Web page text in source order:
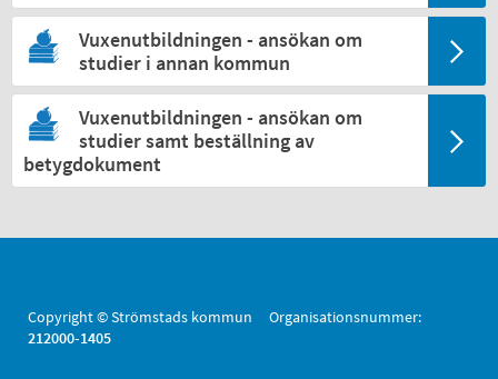
Vuxenutbildningen - ansökan om
studier i annan kommun
Vuxenutbildningen - ansökan om
studier samt beställning av
betygdokument
Copyright © Strömstads kommun Organisationsnummer:
212000-1405